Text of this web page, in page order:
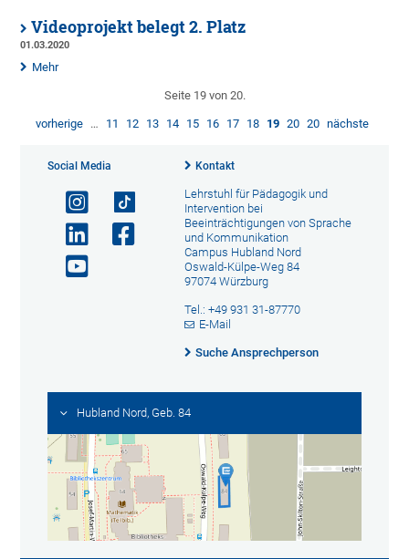
Videoprojekt belegt 2. Platz
01.03.2020
Mehr
Seite 19 von 20.
vorherige … 11 12 13 14 15 16 17 18 19 20 20 nächste
Social Media Kontakt
Lehrstuhl für Pädagogik und
Intervention bei
Beeinträchtigungen von Sprache
und Kommunikation
Campus Hubland Nord
Oswald-Külpe-Weg 84
97074 Würzburg
Tel.: +49 931 31-87770
E-Mail
Suche Ansprechperson
Hubland Nord, Geb. 84